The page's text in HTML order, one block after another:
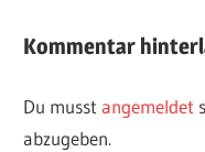
Kommentar
Du musstangemeldet
abzugeben.